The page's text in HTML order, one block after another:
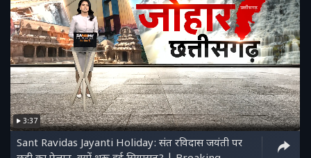
3:37
Sant Ravidas Jayanti Holiday: संत रविदास जयंती पर